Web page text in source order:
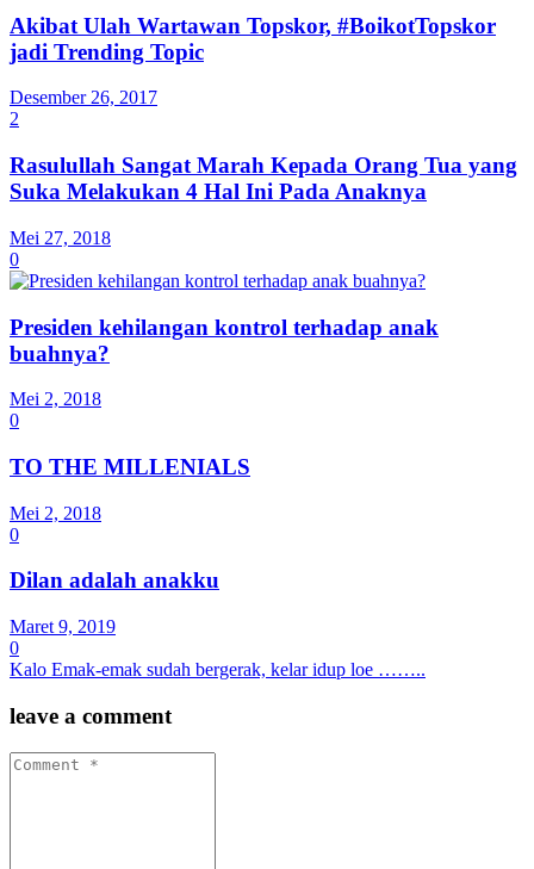
Akibat Ulah Wartawan Topskor, #BoikotTopskor
jadi Trending Topic
Desember 26, 2017
2
Rasulullah Sangat Marah Kepada Orang Tua yang
Suka Melakukan 4 Hal Ini Pada Anaknya
Mei 27, 2018
0
Presiden kehilangan kontrol terhadap anak
buahnya?
Mei 2, 2018
0
TO THE MILLENIALS
Mei 2, 2018
0
Dilan adalah anakku
Maret 9, 2019
0
Kalo Emak-emak sudah bergerak, kelar idup loe ……..
leave a comment